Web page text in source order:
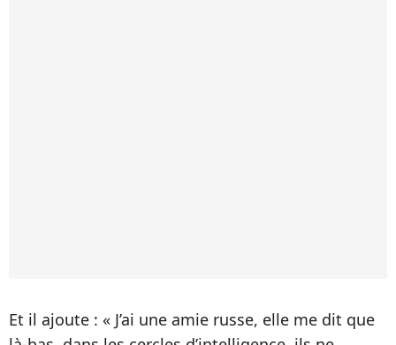
Et il ajoute : « J’ai une amie russe, elle me dit que